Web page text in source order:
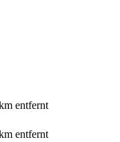
entfernt
entfernt